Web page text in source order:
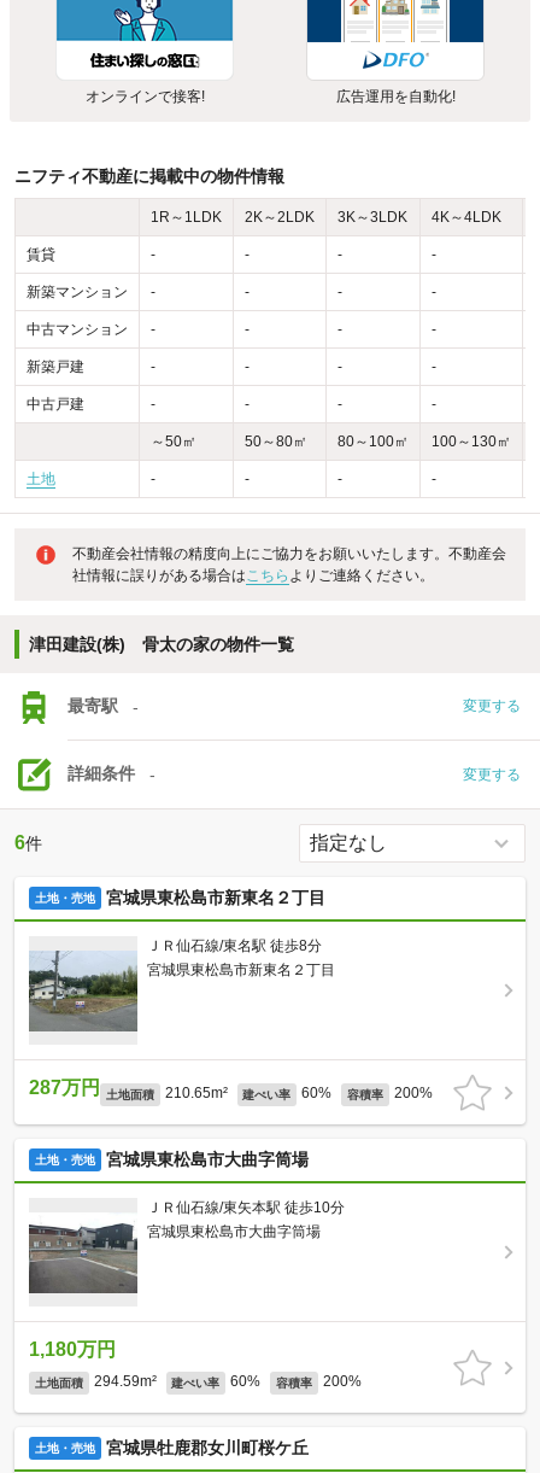
オンラインで接客! 広告運用を自動化!
ニフティ不動産に掲載中の物件情報
1R～1LDK 2K～2LDK 3K～3LDK 4K～4LDK
賃貸 - - - -
新築マンション - - - -
中古マンション - - - -
新築戸建 - - - -
中古戸建 - - - -
～50㎡ 50～80㎡ 80～100㎡ 100～130㎡
土地 - - - -
不動産会社情報の精度向上にご協力をお願いいたします。不動産会
社情報に誤りがある場合はこちら よりご連絡ください。
津田建設(株) 骨太の家の物件一覧
最寄駅 - 変更する
詳細条件 - 変更する
6件
土地・売地 宮城県東松島市新東名２丁目
ＪＲ仙石線/東名駅 徒歩8分
宮城県東松島市新東名２丁目
287万円 土地面積 210.65m² 建ぺい率 60% 容積率 200%
土地・売地 宮城県東松島市大曲字筒場
ＪＲ仙石線/東矢本駅 徒歩10分
宮城県東松島市大曲字筒場
1,180万円
土地面積 294.59m² 建ぺい率 60% 容積率 200%
土地・売地 宮城県牡鹿郡女川町桜ケ丘